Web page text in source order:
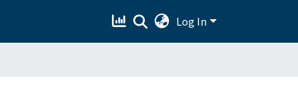
Log In